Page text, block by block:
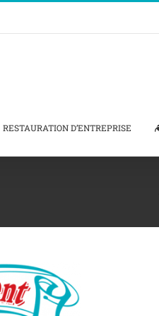
RESTAURATION D’ENTREPRISE